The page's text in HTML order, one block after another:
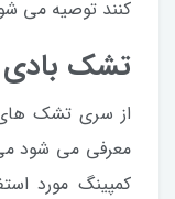
کنند توصیه می
تشک
از سری تشک
معرفی می شود
کمپینگ مورد